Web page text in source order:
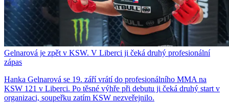
Gelnarová je zpět v KSW. V Liberci ji čeká druhý profesionální
zápas
Hanka Gelnarová se 19. září vrátí do profesionálního MMA na
KSW 121 v Liberci. Po těsné výhře při debutu ji čeká druhý start v
organizaci, soupeřku zatím KSW nezveřejnilo.